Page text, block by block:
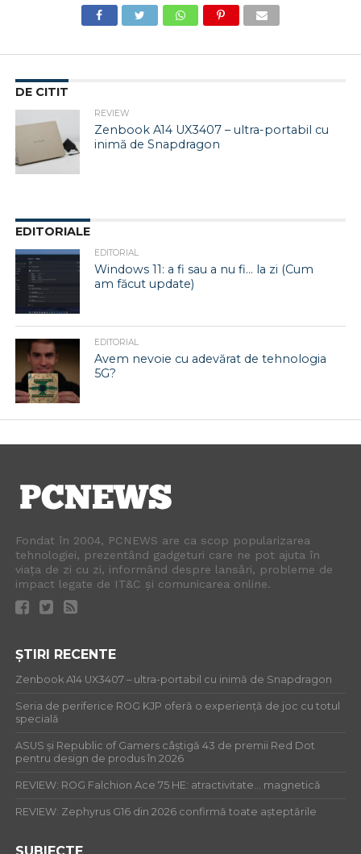
DE CITIT
REVIEW
Zenbook A14 UX3407 – ultra-portabil cu
inimă de Snapdragon
EDITORIALE
EDITORIAL
Windows 11: a fi sau a nu fi… la zi (Cum
am făcut update)
EDITORIAL
Avem nevoie cu adevărat de tehnologia
5G?
Fondat în 2004, PCNEWS are ca scop popularizarea
tehnologiei, prezentând gadgeturi care ne pot ajuta în
viața de zi cu zi, informând despre lansări, probleme de
impact legate de IT&C și comunicarea online.
ȘTIRI RECENTE
Zenbook A14 UX3407 – ultra-portabil cu inimă de Snapdragon
Seria de periferice ROG KJP oferă o experiență de joc cu totul
specială
ASUS și Republic of Gamers câștigă 43 de premii Red Dot
pentru design de produs în 2026
REVIEW: ROG Falchion Ace 75 HE: atractivitate… magnetică
REVIEW: Zephyrus G16 din 2026 confirmă toate așteptările